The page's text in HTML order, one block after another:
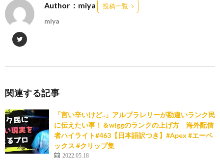
Author：miya 投稿一覧
miya
関連する記事
「言い辛いけど..」アルブラレリーが勘違いランク民
に伝えたい事！＆wiggのランクの上げ方 海外配信
者ハイライト#463【日本語訳つき】#Apex #エーペ
ックス #クリップ集
2022.05.18